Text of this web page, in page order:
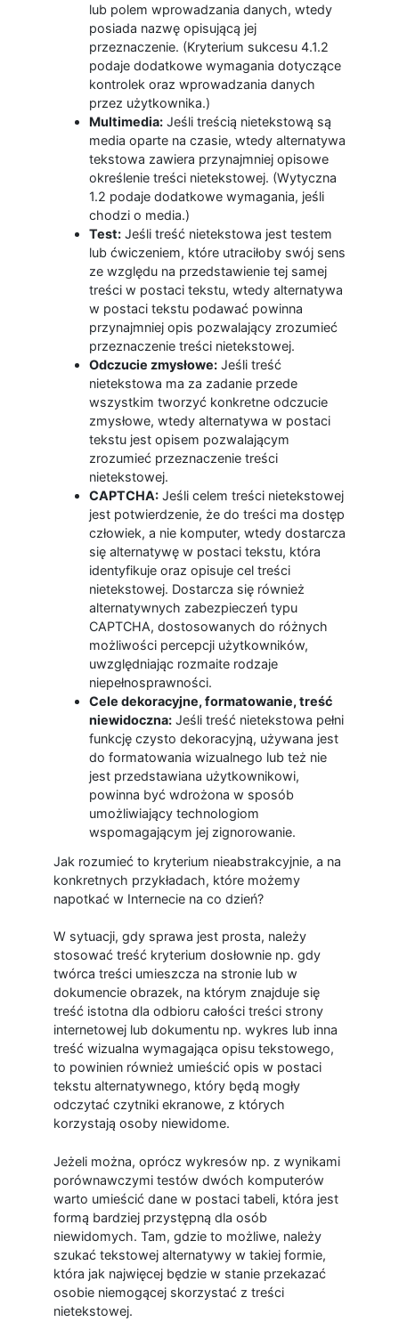
lub polem wprowadzania danych, wtedy
posiada nazwę opisującą jej
przeznaczenie. (Kryterium sukcesu 4.1.2
podaje dodatkowe wymagania dotyczące
kontrolek oraz wprowadzania danych
przez użytkownika.)
Multimedia:Jeśli treścią nietekstową są
media oparte na czasie, wtedy alternatywa
tekstowa zawiera przynajmniej opisowe
określenie treści nietekstowej. (Wytyczna
1.2 podaje dodatkowe wymagania, jeśli
chodzi o media.)
Test:Jeśli treść nietekstowa jest testem
lub ćwiczeniem, które utraciłoby swój sens
ze względu na przedstawienie tej samej
treści w postaci tekstu, wtedy alternatywa
w postaci tekstu podawać powinna
przynajmniej opis pozwalający zrozumieć
przeznaczenie treści nietekstowej.
Odczucie zmysłowe:Jeśli treść
nietekstowa ma za zadanie przede
wszystkim tworzyć konkretne odczucie
zmysłowe, wtedy alternatywa w postaci
tekstu jest opisem pozwalającym
zrozumieć przeznaczenie treści
nietekstowej.
CAPTCHA:Jeśli celem treści nietekstowej
jest potwierdzenie, że do treści ma dostęp
człowiek, a nie komputer, wtedy dostarcza
się alternatywę w postaci tekstu, która
identyfikuje oraz opisuje cel treści
nietekstowej. Dostarcza się również
alternatywnych zabezpieczeń typu
CAPTCHA, dostosowanych do różnych
możliwości percepcji użytkowników,
uwzględniając rozmaite rodzaje
niepełnosprawności.
Cele dekoracyjne, formatowanie, treść
niewidoczna:Jeśli treść nietekstowa pełni
funkcję czysto dekoracyjną, używana jest
do formatowania wizualnego lub też nie
jest przedstawiana użytkownikowi,
powinna być wdrożona w sposób
umożliwiający technologiom
wspomagającym jej zignorowanie.
Jak rozumieć to kryterium nieabstrakcyjnie, a na
konkretnych przykładach, które możemy
napotkać w Internecie na co dzień?
W sytuacji, gdy sprawa jest prosta, należy
stosować treść kryterium dosłownie np. gdy
twórca treści umieszcza na stronie lub w
dokumencie obrazek, na którym znajduje się
treść istotna dla odbioru całości treści strony
internetowej lub dokumentu np. wykres lub inna
treść wizualna wymagająca opisu tekstowego,
to powinien również umieścić opis w postaci
tekstu alternatywnego, który będą mogły
odczytać czytniki ekranowe, z których
korzystają osoby niewidome.
Jeżeli można, oprócz wykresów np. z wynikami
porównawczymi testów dwóch komputerów
warto umieścić dane w postaci tabeli, która jest
formą bardziej przystępną dla osób
niewidomych. Tam, gdzie to możliwe, należy
szukać tekstowej alternatywy w takiej formie,
która jak najwięcej będzie w stanie przekazać
osobie niemogącej skorzystać z treści
nietekstowej.